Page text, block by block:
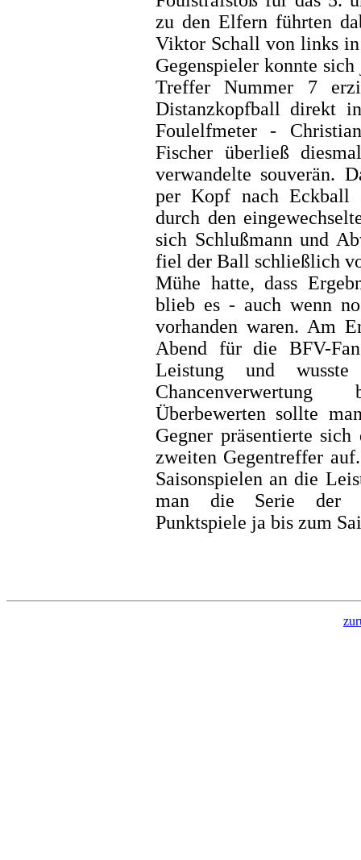
zu den Elfern führten
Viktor Schall von links in
Gegenspieler konnte
Treffer Nummer 7
Distanzkopfball direkt
Foulelfmeter -
Fischer überließ
verwandelte souverän.
per Kopf nach Eckball
durch den
sich Schlußmann und
fiel der Ball schließlich
Mühe hatte, dass
blieb es - auch wenn
vorhanden waren. Am
Abend für die BFV-
Leistung und
Überbewerten sollte
Gegner präsentierte
zweiten Gegentreffer
Saisonspielen an die
man die Serie der
Punktspiele ja bis zum